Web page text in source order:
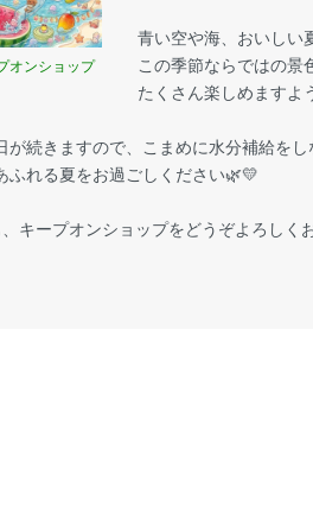
オンショップ
青い空や海、おいしい
この季節ならではの景
たくさん楽しめますよ
が続きますので、こまめに水分補給をし
ふれる夏をお過ごしください🌿💛
キープオンショップをどうぞよろしく